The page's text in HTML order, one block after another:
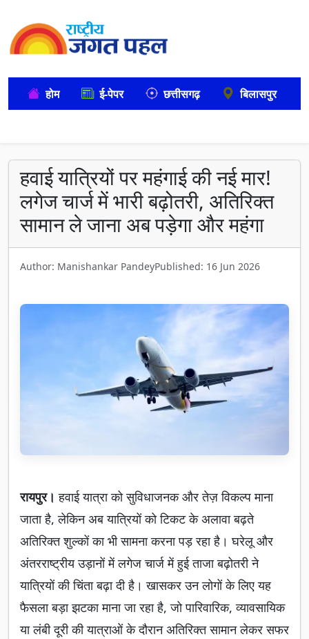
होम ई-पेपर छत्तीसगढ़ बिलासपुर
हवाई यात्रियों पर महंगाई की नई मार!
लगेज चार्ज में भारी बढ़ोतरी, अतिरिक्त
सामान ले जाना अब पड़ेगा और महंगा
Author: Manishankar PandeyPublished: 16 Jun 2026
रायपुर। हवाई यात्रा को सुविधाजनक और तेज़ विकल्प माना
जाता है, लेकिन अब यात्रियों को टिकट के अलावा बढ़ते
अतिरिक्त शुल्कों का भी सामना करना पड़ रहा है। घरेलू और
अंतरराष्ट्रीय उड़ानों में लगेज चार्ज में हुई ताजा बढ़ोतरी ने
यात्रियों की चिंता बढ़ा दी है। खासकर उन लोगों के लिए यह
फैसला बड़ा झटका माना जा रहा है, जो पारिवारिक, व्यावसायिक
या लंबी दूरी की यात्राओं के दौरान अतिरिक्त सामान लेकर सफर